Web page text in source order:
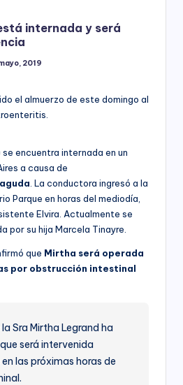
internada y será
2019
el almuerzo de este domingo al
encuentra internada en un
a causa de
. La conductora ingresó a la
Parque en horas del mediodía,
Elvira. Actualmente se
por su hija Marcela Tinayre.
que Mirtha será operada
por obstrucción intestinal
Sra Mirtha Legrand ha
será intervenida
las próximas horas de